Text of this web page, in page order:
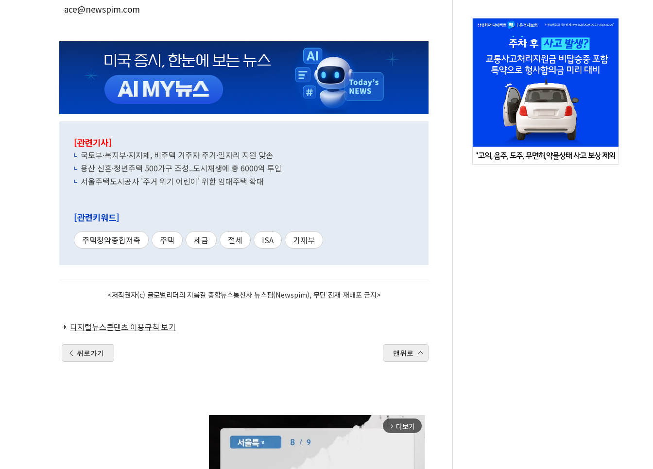
ace@newspim.com
[관련기사]
국토부·복지부·지자체, 비주택 거주자 주거·일자리 지원 맞손
용산 신혼·청년주택 500가구 조성..도시재생에 총 6000억 투입
서울주택도시공사 '주거 위기 어린이' 위한 임대주택 확대
[관련키워드]
주택청약종합저축 주택 세금 절세 ISA 기재부
<저작권자(c) 글로벌리더의 지름길 종합뉴스통신사 뉴스핌(Newspim), 무단 전재-재배포 금지>
디지털뉴스콘텐츠 이용규칙 보기
뒤로가기 맨위로
arrow_forward_ios 더보기